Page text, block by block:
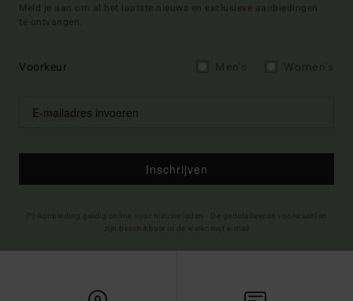
Meld je aan om al het laatste nieuws en exclusieve aanbiedingen
te ontvangen.
Voorkeur
Inschrijven